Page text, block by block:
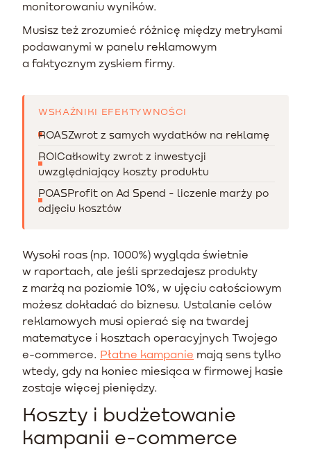
monitorowaniu wyników.
Musisz też zrozumieć różnicę między metrykami
podawanymi w panelu reklamowym
a faktycznym zyskiem firmy.
WSKAŹNIKI EFEKTYWNOŚCI
ROASZwrot z samych wydatków na reklamę
ROICałkowity zwrot z inwestycji
uwzględniający koszty produktu
POASProfit on Ad Spend - liczenie marży po
odjęciu kosztów
Wysoki roas (np. 1000%) wygląda świetnie
w raportach, ale jeśli sprzedajesz produkty
z marżą na poziomie 10%, w ujęciu całościowym
możesz dokładać do biznesu. Ustalanie celów
reklamowych musi opierać się na twardej
matematyce i kosztach operacyjnych Twojego
e-commerce. Płatne kampanie mają sens tylko
wtedy, gdy na koniec miesiąca w firmowej kasie
zostaje więcej pieniędzy.
Koszty i budżetowanie
kampanii e-commerce